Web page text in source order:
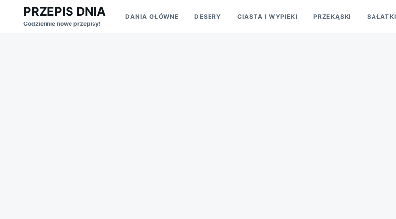
Search
for:
PRZEPIS DNIA
Codziennie nowe przepisy!
DANIA GŁÓWNE DESERY CIASTA I WYPIEKI PRZEKĄSKI SAŁATKI